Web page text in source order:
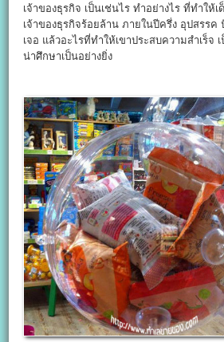
เจ้าของธุรกิจ เป็นเช่นไร ทำอย่างไร ที่ทำให้
เจ้าของธุรกิจร้อยล้าน ภายในปีครึ่ง อุปสรร
เจอ แล้วอะไรที่ทำให้เขาประสบความสำเร็จ
น่าศึกษาเป็นอย่างยิ่ง